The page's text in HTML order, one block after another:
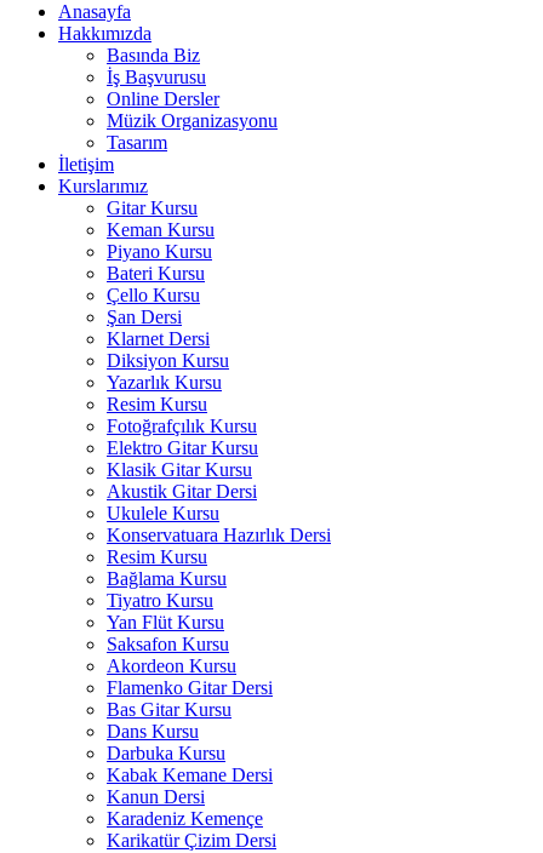
Anasayfa
Hakkımızda
Basında Biz
İş Başvurusu
Online Dersler
Müzik Organizasyonu
Tasarım
İletişim
Kurslarımız
Gitar Kursu
Keman Kursu
Piyano Kursu
Bateri Kursu
Çello Kursu
Şan Dersi
Klarnet Dersi
Diksiyon Kursu
Yazarlık Kursu
Resim Kursu
Fotoğrafçılık Kursu
Elektro Gitar Kursu
Klasik Gitar Kursu
Akustik Gitar Dersi
Ukulele Kursu
Konservatuara Hazırlık Dersi
Resim Kursu
Bağlama Kursu
Tiyatro Kursu
Yan Flüt Kursu
Saksafon Kursu
Akordeon Kursu
Flamenko Gitar Dersi
Bas Gitar Kursu
Dans Kursu
Darbuka Kursu
Kabak Kemane Dersi
Kanun Dersi
Karadeniz Kemençe
Karikatür Çizim Dersi